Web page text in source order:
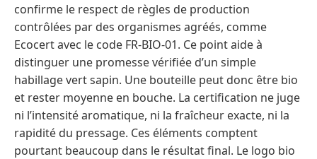
confirme le respect de règles de production
contrôlées par des organismes agréés, comme
Ecocert avec le code FR-BIO-01. Ce point aide à
distinguer une promesse vérifiée d’un simple
habillage vert sapin. Une bouteille peut donc être bio
et rester moyenne en bouche. La certification ne juge
ni l’intensité aromatique, ni la fraîcheur exacte, ni la
rapidité du pressage. Ces éléments comptent
pourtant beaucoup dans le résultat final. Le logo bio